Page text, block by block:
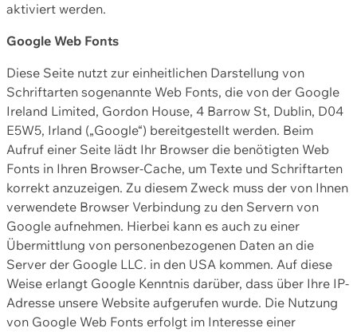
aktiviert werden.
Google Web Fonts
Diese Seite nutzt zur einheitlichen Darstellung von
Schriftarten sogenannte Web Fonts, die von der Google
Ireland Limited, Gordon House, 4 Barrow St, Dublin, D04
E5W5, Irland („Google“) bereitgestellt werden. Beim
Aufruf einer Seite lädt Ihr Browser die benötigten Web
Fonts in Ihren Browser-Cache, um Texte und Schriftarten
korrekt anzuzeigen. Zu diesem Zweck muss der von Ihnen
verwendete Browser Verbindung zu den Servern von
Google aufnehmen. Hierbei kann es auch zu einer
Übermittlung von personenbezogenen Daten an die
Server der Google LLC. in den USA kommen. Auf diese
Weise erlangt Google Kenntnis darüber, dass über Ihre IP-
Adresse unsere Website aufgerufen wurde. Die Nutzung
von Google Web Fonts erfolgt im Interesse einer